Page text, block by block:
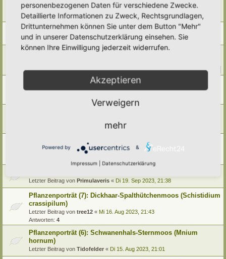
Letzter Beitrag vonElli Marlies« Sa 12. Jul 2025, 13:04
Antworten:
Pflanzenporträt (10): Ufermoos (Leptodictyum riparium )
Letzter Beitrag vonTidofelder«Di 17. Sep 2024, 21:26
Was ist das?
Antworten:10
Letzter Beitrag vontree12«Sa 6. Jan 2024, 16:25
Pflanzenporträt (8): Schwedische Mehlbeere (Sorbus
intermedia)
Letzter Beitrag von Primulaveris « Di 19. Sep 2023, 21:38
Pflanzenporträt (7): Dickhaar-Spalthütchenmoos (Schistidium
crassipilum)
Letzter Beitrag von tree12 « Mi 16. Aug 2023, 21:43
Antworten: 4
Pflanzenporträt (6): Schwanenhals-Sternmoos (Mnium
hornum)
Letzter Beitrag von Tidofelder « Di 15. Aug 2023, 21:01
personenbezogenen Daten für verschiedene Zwecke.
Detaillierte Informationen zu Zweck, Rechtsgrundlagen,
Drittunternehmen können Sie unter dem Button "Mehr"
und in unserer Datenschutzerklärung einsehen. Sie
können Ihre Einwilligung jederzeit widerrufen.
Akzeptieren
Verweigern
mehr
Powered by &
Impressum Datenschutzerklärung